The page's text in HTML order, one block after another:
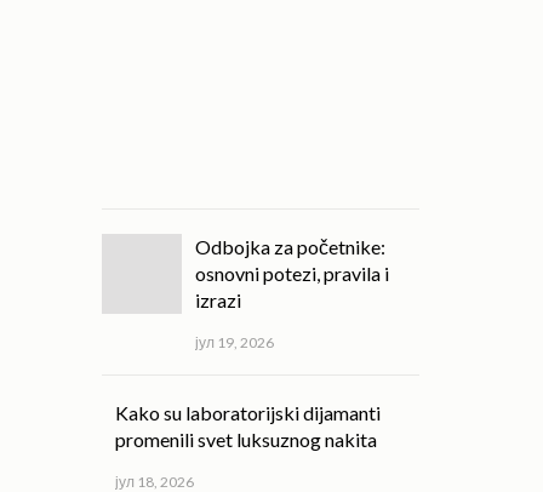
Odbojka za početnike:
osnovni potezi, pravila i
izrazi
јул 19, 2026
Kako su laboratorijski dijamanti
promenili svet luksuznog nakita
јул 18, 2026